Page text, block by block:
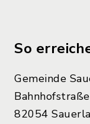
So
Gemeinde
82054